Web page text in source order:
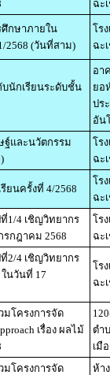
ฉะ
กษาภายใน
2568 (วันที่สาม)
โร
ฉะ
นักเรียนระดับชั้น
อา
ยอ
ปร
อัน
ฐ์และนวัตกรรม
โร
ฉะ
ยนครั้งที่ 4/2568
โร
ฉะ
1/4 เชิญวิทยากร
กฎาคม 2568
โร
ฉะ
2/4 เชิญวิทยากร
นวันที่ 17
โร
ฉะ
มโครงการจัด
เรื่อง ผลไม้
ตำ
เมื
มโครงการจัด
ห้า